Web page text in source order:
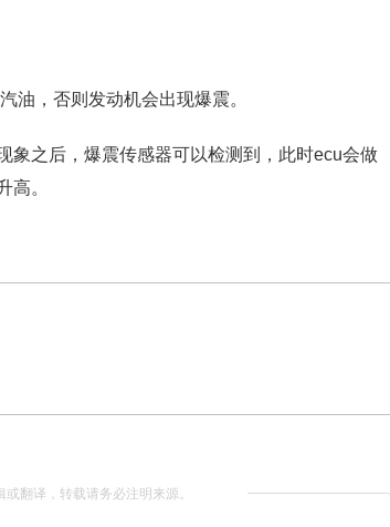
油，否则发动机会出现爆震。
象之后，爆震传感器可以检测到，此时ecu会做
高。
翻译，转载请务必注明来源。